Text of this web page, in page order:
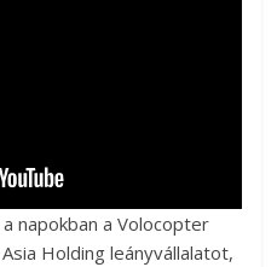
napokban a Volocopter
Holding leányvállalatot,